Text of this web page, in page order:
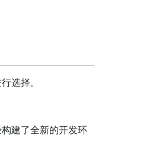
选择。
建了全新的开发环